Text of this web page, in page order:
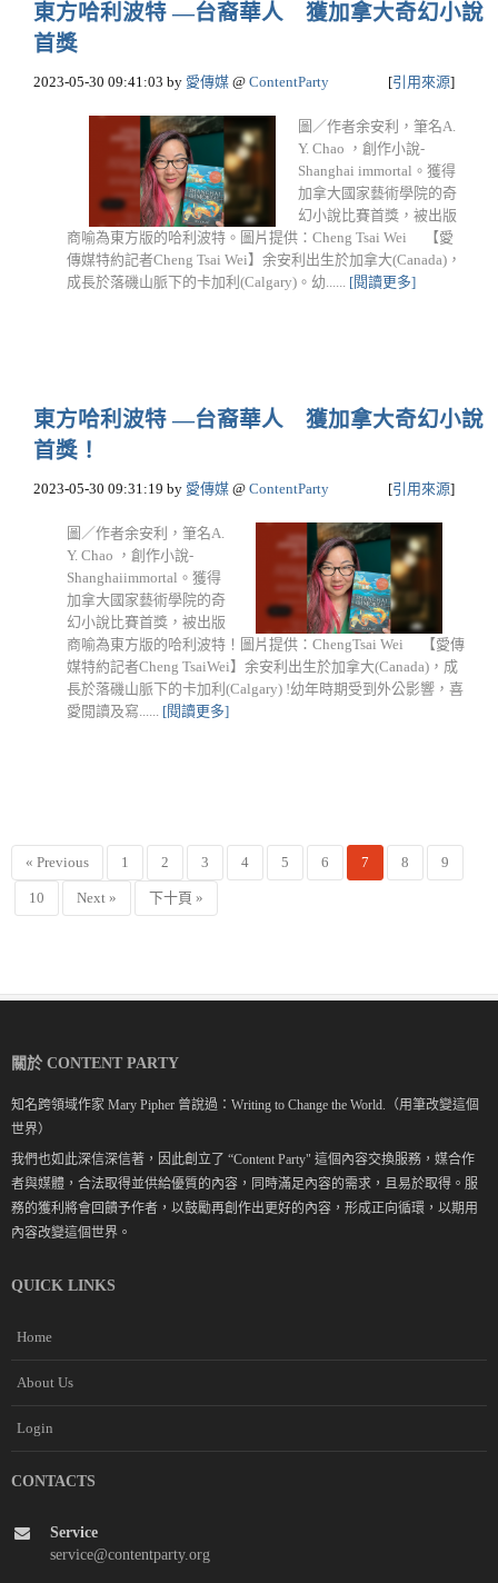
東方哈利波特 —台裔華人 獲加拿大奇幻小說
首獎
2023-05-30 09:41:03 by 愛傳媒 @ ContentParty [引用來源]
圖／作者余安利，筆名A.
Y. Chao ，創作小說-
Shanghai immortal。獲得
加拿大國家藝術學院的奇
幻小說比賽首獎，被出版
商喻為東方版的哈利波特。圖片提供：Cheng Tsai Wei 【愛
傳媒特約記者Cheng Tsai Wei】余安利出生於加拿大(Canada)，
成長於落磯山脈下的卡加利(Calgary)。幼...... [閱讀更多]
東方哈利波特 —台裔華人 獲加拿大奇幻小說
首獎！
2023-05-30 09:31:19 by 愛傳媒 @ ContentParty [引用來源]
圖／作者余安利，筆名A.
Y. Chao ，創作小說-
Shanghaiimmortal。獲得
加拿大國家藝術學院的奇
幻小說比賽首獎，被出版
商喻為東方版的哈利波特！圖片提供：ChengTsai Wei 【愛傳
媒特約記者Cheng TsaiWei】余安利出生於加拿大(Canada)，成
長於落磯山脈下的卡加利(Calgary) !幼年時期受到外公影響，喜
愛閲讀及寫...... [閱讀更多]
« Previous 1 2 3 4 5 6 7 8 9
10 Next » 下十頁 »
關於 CONTENT PARTY
知名跨領域作家 Mary Pipher 曾說過：Writing to Change the World.（用筆改變這個
世界）
我們也如此深信深信著，因此創立了 “Content Party" 這個內容交換服務，媒合作
者與媒體，合法取得並供給優質的內容，同時滿足內容的需求，且易於取得。服
務的獲利將會回饋予作者，以鼓勵再創作出更好的內容，形成正向循環，以期用
內容改變這個世界。
QUICK LINKS
Home
About Us
Login
CONTACTS
Service
service@contentparty.org